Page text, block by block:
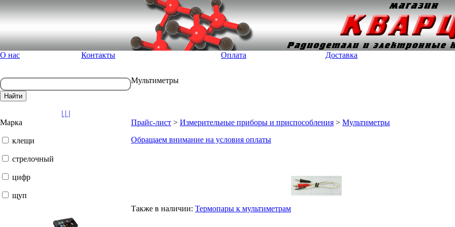
О нас Контакты Оплата Доставка
Мультиметры
| | |
Марка
клещи
стрелочный
цифр
щуп
Прайс-лист > Измерительные приборы и приспособления > Мультиметры
Обращаем внимание на условия оплаты
Также в наличии: Термопары к мультиметрам